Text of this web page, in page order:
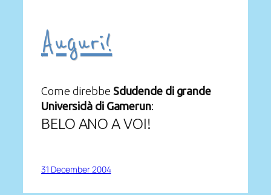
Auguri!
Come direbbe Sdudende di grande
Universidà di Gamerun:
BELO ANO A VOI!
31 December 2004